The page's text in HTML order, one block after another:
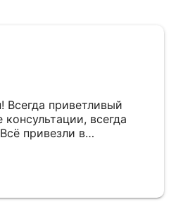
Всегда приветливый
всегда
привезли в